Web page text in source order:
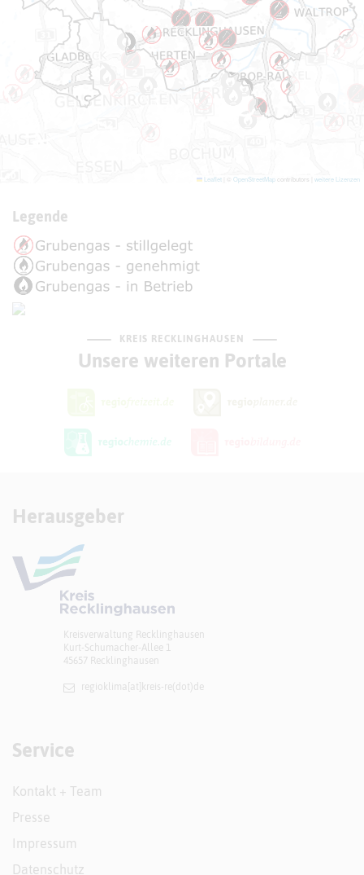
Leaflet OpenStreetMapcontributors | weitere Lizenzen
Legende
KREIS RECKLINGHAUSEN
Unsere weiteren Portale
Herausgeber
Kreisverwaltung Recklinghausen
Kurt-Schumacher-Allee 1
45657 Recklinghausen
regioklima[at]​kreis-re(dot)de
Service
Kontakt + Team
Presse
Impressum
Datenschutz